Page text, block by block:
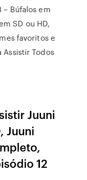
– Búfalos em
SD ou HD,
favoritos e
Assistir Todos
Juuni
Juuni
12